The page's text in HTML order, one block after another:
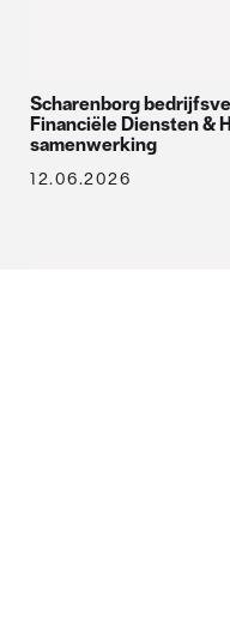
Scharenborg
Financiële Diensten &
samenwerking
12.06.2026